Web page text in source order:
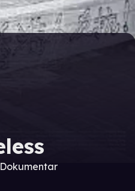
Dokumentar